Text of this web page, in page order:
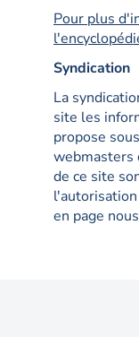
Pour plus
Syndication
La
site les
propose
webmasters
de ce site
en page